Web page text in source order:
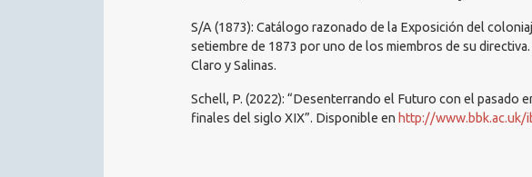
S/A (1873): Catálogo razonado de la Exposición del
setiembre de 1873 por uno de los miembros de su
Claro y Salinas.
Schell, P. (2022): “Desenterrando el Futuro con el pasado
finales del siglo XIX”. Disponible en http://www.bbk.ac.uk/